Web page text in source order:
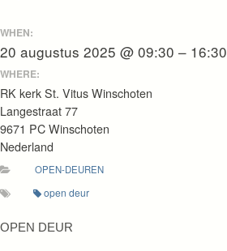
WHEN:
20 augustus 2025 @ 09:30 – 16:30
WHERE:
RK kerk St. Vitus Winschoten
Langestraat 77
9671 PC Winschoten
Nederland
OPEN-DEUREN
open deur
OPEN DEUR